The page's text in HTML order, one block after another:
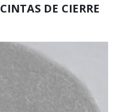
CINTAS DE CIERRE